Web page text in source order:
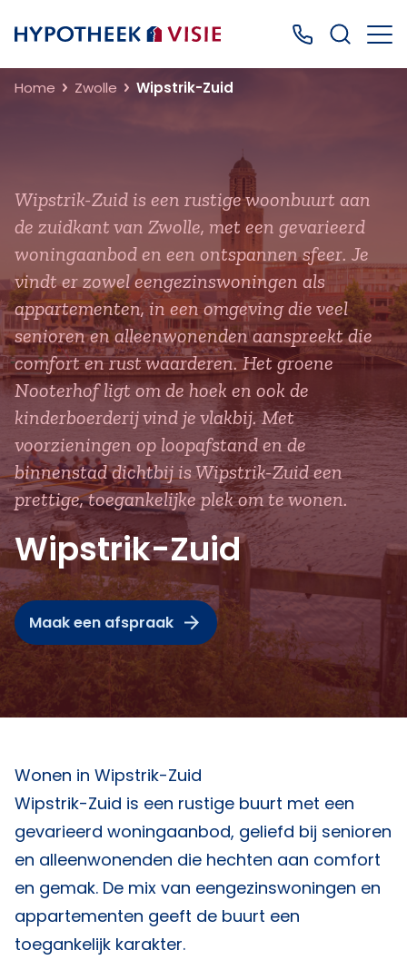
Terug naar home Bel ons: 0499
Home Zwolle Wipstrik-Zuid
Wipstrik-Zuid is een rustige woonbuurt aan
de zuidkant van Zwolle, met een gevarieerd
woningaanbod en een ontspannen sfeer. Je
vindt er zowel eengezinswoningen als
appartementen, in een omgeving die veel
senioren en alleenwonenden aanspreekt die
comfort en rust waarderen. Het groene
Nooterhof ligt om de hoek en ook de
kinderboerderij vind je vlakbij. Met
voorzieningen op loopafstand en de
binnenstad dichtbij is Wipstrik-Zuid een
prettige, toegankelijke plek om te wonen.
Wipstrik-Zuid
Maak een afspraak
Wonen in Wipstrik-Zuid
Wipstrik-Zuid is een rustige buurt met een
gevarieerd woningaanbod, geliefd bij senioren
en alleenwonenden die hechten aan comfort
en gemak. De mix van eengezinswoningen en
appartementen geeft de buurt een
toegankelijk karakter.